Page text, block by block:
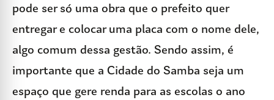
pode ser só uma obra que o prefeito quer
entregar e colocar uma placa com o nome dele,
algo comum dessa gestão. Sendo assim, é
importante que a Cidade do Samba seja um
espaço que gere renda para as escolas o ano